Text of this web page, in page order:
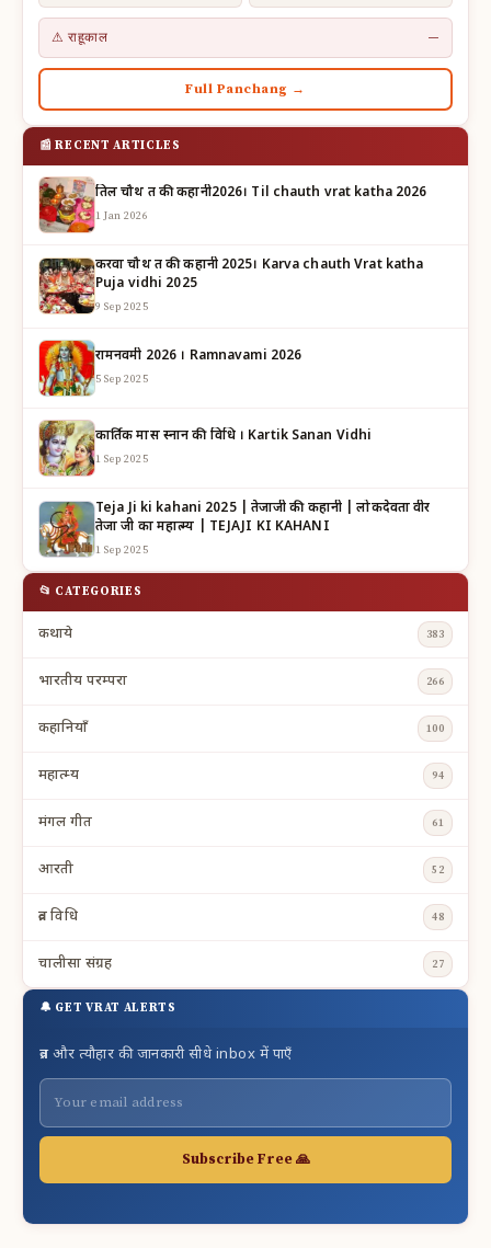
⚠ राहूकाल —
Full Panchang →
📰 RECENT ARTICLES
तिल चौथ व्रत की कहानी2026। Til chauth vrat katha 2026
1 Jan 2026
करवा चौथ व्रत की कहानी 2025। Karva chauth Vrat katha
Puja vidhi 2025
9 Sep 2025
रामनवमी 2026 । Ramnavami 2026
5 Sep 2025
कार्तिक मास स्नान की विधि । Kartik Sanan Vidhi
1 Sep 2025
Teja Ji ki kahani 2025 | तेजाजी की कहानी | लोकदेवता वीर
तेजा जी का महात्म्य | TEJAJI KI KAHANI
1 Sep 2025
📂 CATEGORIES
कथाये 383
भारतीय परम्परा 266
कहानियाँ 100
महात्म्य 94
मंगल गीत 61
आरती 52
व्रत विधि 48
चालीसा संग्रह 27
🔔 GET VRAT ALERTS
व्रत और त्यौहार की जानकारी सीधे inbox में पाएँ
Subscribe Free 🙏